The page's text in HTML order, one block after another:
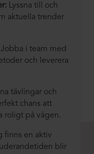
Lyssna till och
aktuella trender
Jobba i team med
och leverera
tävlingar och
chans att
roligt på vägen.
finns en aktiv
blir